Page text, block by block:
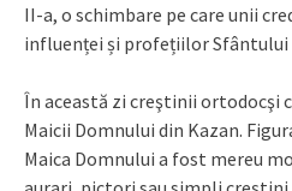
II-a, o schimbare pe care unii
influenței și profețiilor Sfântului
În această zi creştinii ortodocşi
Maicii Domnului din Kazan.
Maica Domnului a fost mereu